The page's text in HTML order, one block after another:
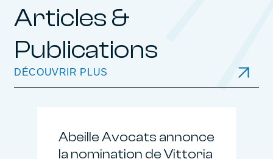
Articles &
Publications
DÉCOUVRIR PLUS
Abeille Avocats annonce
la nomination de Vittoria